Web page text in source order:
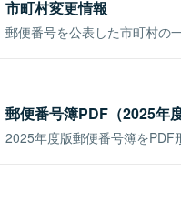
市町村変更情報
郵便番号を公表した市町村の
郵便番号簿PDF（2025年
2025年度版郵便番号簿をPDF